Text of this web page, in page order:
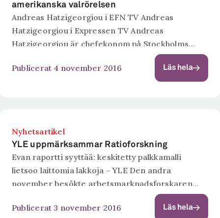
amerikanska valrörelsen
Andreas Hatzigeorgiou i EFN TV Andreas
Hatzigeorgiou i Expressen TV Andreas
Hatzigeorgiou är chefekonom på Stockholms
handelskammare och forskar på Ratio om
globaliseringens drivkrafter. Här kommenterar
han de handelspolitiska effekterna av valet i USA.
Publicerat 4 november 2016 Läs hela
Nyhetsartikel
YLE uppmärksammar Ratioforskning
Evan raportti syyttää: keskitetty palkkamalli
lietsoo laittomia lakkoja – YLE Den andra
november besökte arbetsmarknadsforskaren
Henrik Malm Lindberg den finska tankesmedjan
Eva i Helsingfors. Där presenterade han en ny
Publicerat 3 november 2016 Läs hela